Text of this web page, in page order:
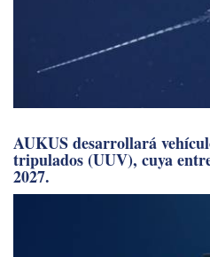
AUKUS desarrollará
tripulados (UUV), cuya
2027.